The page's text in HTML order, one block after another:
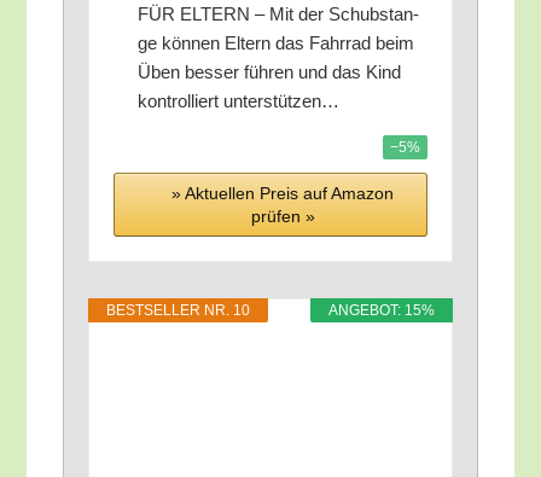
FÜR ELTERN – Mit der Schub­stan­
ge kön­nen Eltern das Fahr­rad beim
Üben bes­ser füh­ren und das Kind
kon­trol­liert unterstützen…
−5%
» Aktu­el­len Preis auf Ama­zon
prü­fen »
ANGE­BOT: 15%
BEST­SEL­LER NR. 10